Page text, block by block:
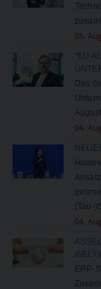
05.
"EU
Das
August.
04.
(Tau-
04.
ERP-